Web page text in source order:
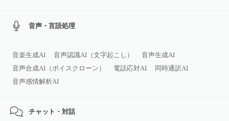
音声・言語処理
音楽生成AI 音声認識AI（文字起こし）
音声生成AI
音声合成AI（ボイスクローン）
電話応対AI
同時通訳AI
音声感情解析AI
チャット・対話